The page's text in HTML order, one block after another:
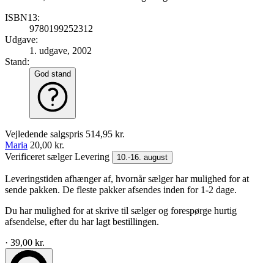
ISBN13:
9780199252312
Udgave:
1. udgave, 2002
Stand:
God stand
Vejledende salgspris 514,95 kr.
Maria 20,00 kr.
Verificeret sælgerLevering 10.-16. august
Leveringstiden afhænger af, hvornår sælger har mulighed for at
sende pakken. De fleste pakker afsendes inden for 1-2 dage.
Du har mulighed for at skrive til sælger og forespørge hurtig
afsendelse, efter du har lagt bestillingen.
· 39,00 kr.